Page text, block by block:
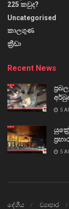
225 කවුද?
Uncategorised
කාලගුණ
ක්‍රීඩා
Recent News
5
5
දේශීය ව්‍යාපාර